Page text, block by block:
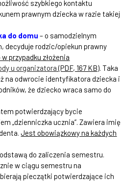
szybkiego kontaktu
prawnym dziecka w razie takiej
do domu – o samodzielnym
decyduje rodzic/opiekun prawny
przypadku złożenia
u organizatora(PDF, 167 KB). Taka
na odwrocie identyfikatora dziecka i
że dziecko wraca samo do
potwierdzający bycie
„dzienniczka ucznia”. Zawiera imię
Jest obowiązkowy na każdych
do zaliczenia semestru.
w ciągu semestru na
pieczątki potwierdzające ich